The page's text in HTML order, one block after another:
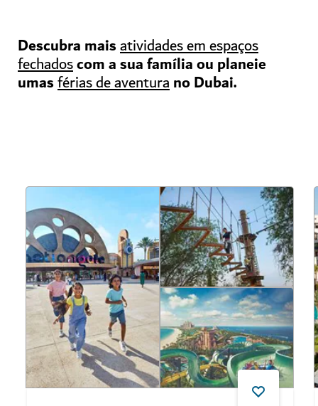
Descubra maisatividades em espaços
fechadoscom a sua família ou planeie
umasférias de aventurano Dubai.